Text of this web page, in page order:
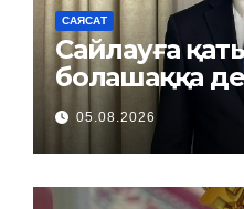
САЯСАТ
Сайлауға
болашаққа
05.08.2026